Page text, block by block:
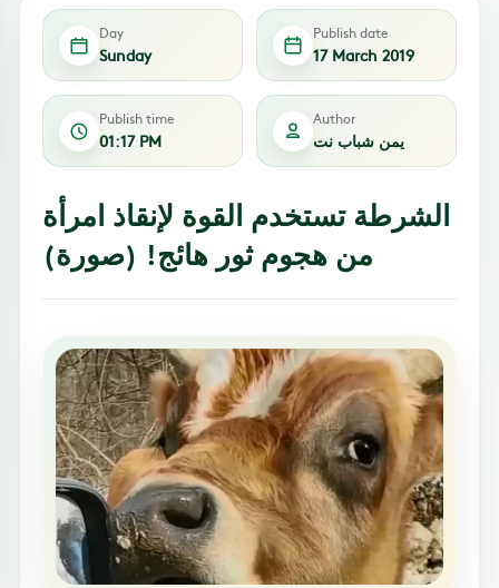
Day
Sunday
Publish date
17 March 2019
Publish time
01:17 PM
Author
يمن شباب نت
الشرطة تستخدم القوة لإنقاذ امرأة
من هجوم ثور هائج! (صورة)